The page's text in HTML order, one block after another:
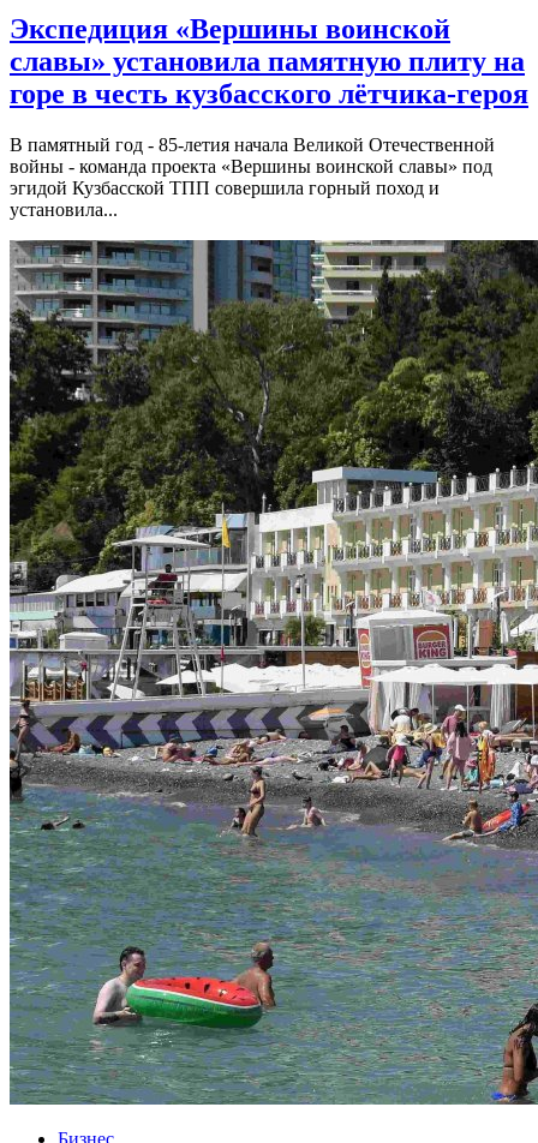
Экспедиция «Вершины воинской
славы» установила памятную плиту на
горе в честь кузбасского лётчика-героя
В памятный год - 85-летия начала Великой Отечественной
войны - команда проекта «Вершины воинской славы» под
эгидой Кузбасской ТПП совершила горный поход и
установила...
Бизнес